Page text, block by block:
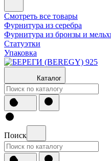
Смотреть все товары
Фурнитура из серебра
Фурнитура из бронзы и
Статуэтки
Упаковка
Каталог
Поиск